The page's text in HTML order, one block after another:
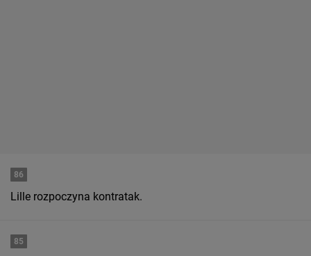
86
Lille rozpoczyna kontratak.
85